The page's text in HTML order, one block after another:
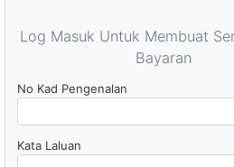
Log Masuk Untuk Membuat
Bayaran
No Kad Pengenalan
Kata Laluan